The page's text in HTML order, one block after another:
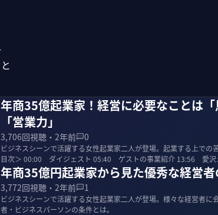
年商35億起業家！経営に必要なことは「
「営業力」
3,706回視聴・ 2年前 0
ビジネスシーンで活躍する女性起業家二人が登場。起業する上での苦
目次＞ 00:00 ダイジェスト 05:40 ゲストの事業紹介 13:56 愛沢
年商35億円起業家から見た優秀な経営
3,772回視聴・ 2年前 1
ビジネスシーンで活躍する女性起業家二人が登場。様々な経営者に
者・ビジネスパーソンの条件とは。